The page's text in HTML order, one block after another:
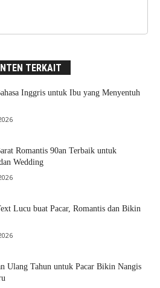
TERKAIT
Inggris untuk Ibu yang Menyentuh
Romantis 90an Terbaik untuk
Wedding
Lucu buat Pacar, Romantis dan Bikin
Ulang Tahun untuk Pacar Bikin Nangis